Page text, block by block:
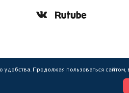
учреждение культуры "Мурманская
Продолжая пользоваться сайтом,